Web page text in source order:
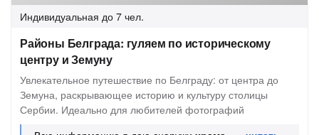
Индивидуальная до 7 чел.
Районы Белграда: гуляем по историческому
центру и Земуну
Увлекательное путешествие по Белграду: от центра до
Земуна, раскрывающее историю и культуру столицы
Сербии. Идеально для любителей фотографий